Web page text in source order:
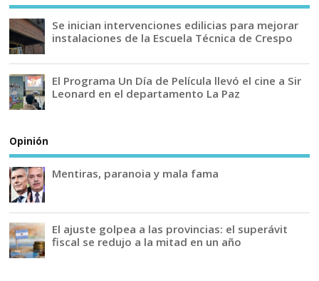
Se inician intervenciones edilicias para mejorar
instalaciones de la Escuela Técnica de Crespo
El Programa Un Día de Película llevó el cine a Sir
Leonard en el departamento La Paz
Opinión
Mentiras, paranoia y mala fama
El ajuste golpea a las provincias: el superávit
fiscal se redujo a la mitad en un año